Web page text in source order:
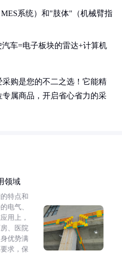
系统）和"肢体"（机械臂指
车=电子板块的雷达+计算机
购是您的不二之选！它能精
属商品，开启省心省力的采
领域
特点和
电气、
用上，
、医院
优势满
求，保